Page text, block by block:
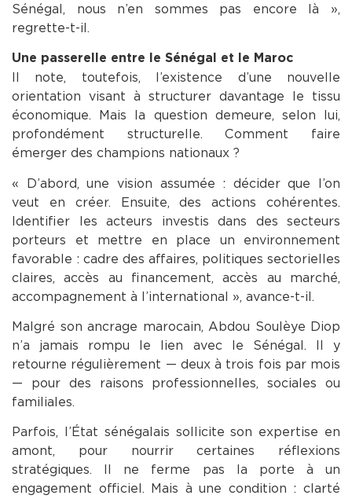
Sénégal, nous n’en sommes pas encore là »,
regrette-t-il.
Une passerelle entre le Sénégal et le Maroc
Il note, toutefois, l’existence d’une nouvelle
orientation visant à structurer davantage le tissu
économique. Mais la question demeure, selon lui,
profondément structurelle. Comment faire
émerger des champions nationaux ?
« D’abord, une vision assumée : décider que l’on
veut en créer. Ensuite, des actions cohérentes.
Identifier les acteurs investis dans des secteurs
porteurs et mettre en place un environnement
favorable : cadre des affaires, politiques sectorielles
claires, accès au financement, accès au marché,
accompagnement à l’international », avance-t-il.
Malgré son ancrage marocain, Abdou Soulèye Diop
n’a jamais rompu le lien avec le Sénégal. Il y
retourne régulièrement — deux à trois fois par mois
— pour des raisons professionnelles, sociales ou
familiales.
Parfois, l’État sénégalais sollicite son expertise en
amont, pour nourrir certaines réflexions
stratégiques. Il ne ferme pas la porte à un
engagement officiel. Mais à une condition : clarté